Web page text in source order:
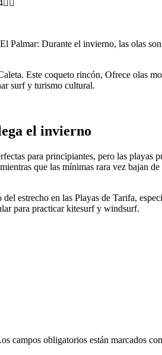
Palmar: Durante el invierno, las olas
Este coqueto rincón, Ofrece olas
surf y turismo cultural.
el invierno
para principiantes, pero las
que las mínimas rara vez bajan
estrecho en las Playas de Tarifa,
para practicar kitesurf y windsurf.
campos obligatorios están marcados con